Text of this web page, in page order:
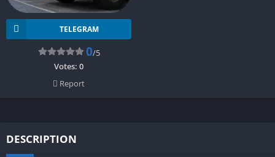
TELEGRAM
0/5
Votes: 0
Report
DESCRIPTION